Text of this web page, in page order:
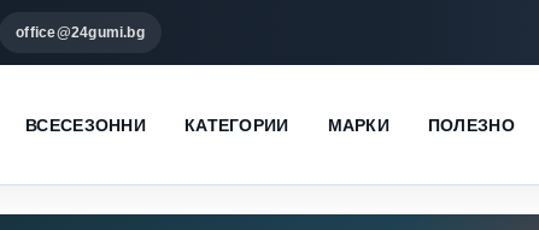
office@24gumi.bg
ВСЕСЕЗОННИ КАТЕГОРИИ МАРКИ ПОЛЕЗНО